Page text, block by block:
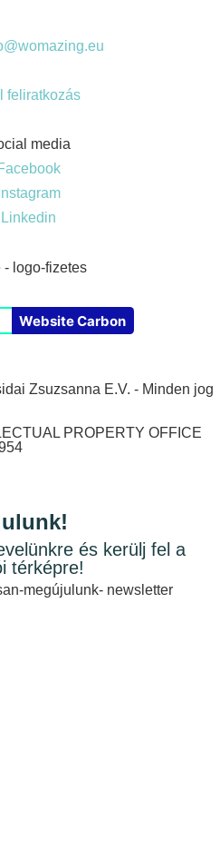
feliratkozás
media
Instagram
Linkedin
Website Carbon
Zsuzsanna E.V. - Minden jog
PROPERTY OFFICE
és kerülj fel a
térképre!